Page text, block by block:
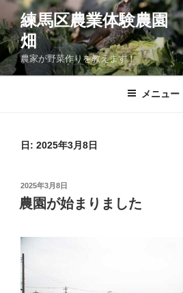
ン
テ
ン
ツ
練馬区農業体験農園
畑
農家が野菜作りを教えます！
メニュー
日: 2025年3月8日
投
稿
日:
2025年3月8日
農園が始まりました